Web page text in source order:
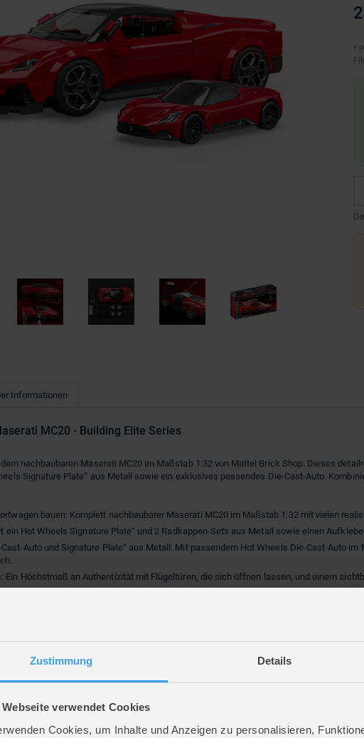
Zustimmung Details
Webseite verwendet Cookies
Cookies, um Inhalte und Anzeigen zu personalisieren,
*
Informationen
MC20 - Building Elite Series
nachbaubaren Maserati MC20 im Maßstab 1:32 von Mattel Brick Shop. Dieses
Signature Plate“ aus Metall sowie ein exklusives passendes Die-Cast-Auto.
bauen: Komplett nachbaubarer Maserati MC20 im Maßstab 1:32 mit vielen
ein Hot Wheels Signature Plate“ und 2 Radkappen-Sets aus Metall sowie einen
Auto und Signature Plate“ aus Metall: Mit passendem Hot Wheels Die-Cast-Auto
Ein Höchstmaß an Authentizität mit Flügeltüren, die sich öffnen lassen, und einem
Die Teile lassen sich mit allen Bausets von Mattel Brick Shop und anderen Marken
dir ein Set aus unserer Kategorie und leg los – hier entstehen
Plate aus Metall
Gestaltung
Auto im Maßstab 1:64